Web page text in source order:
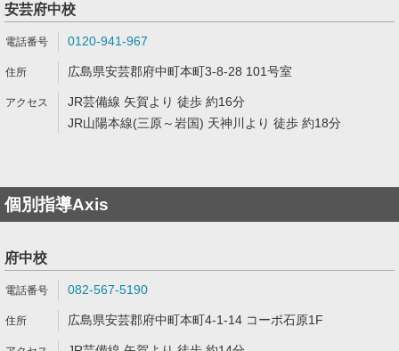
安芸府中校
0120-941-967
広島県安芸郡府中町本町3-8-28 101号室
JR芸備線 矢賀より 徒歩 約16分
JR山陽本線(三原～岩国) 天神川より 徒歩 約18分
個別指導Axis
府中校
082-567-5190
広島県安芸郡府中町本町4-1-14 コーポ石原1F